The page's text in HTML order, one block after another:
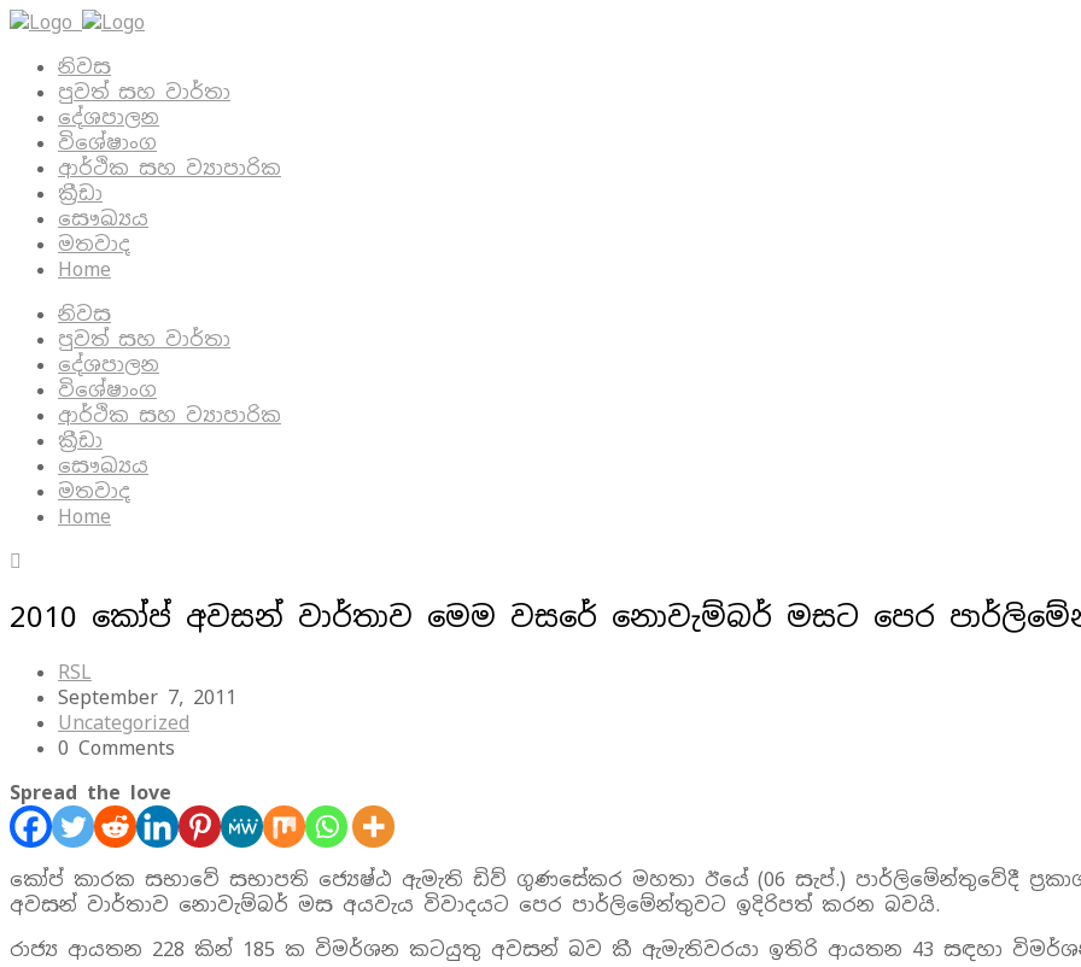
නිවස
පුවත් සහ වාර්තා
දේශපාලන
විශේෂාංග
ආර්ථික සහ ව්‍යාපාරික
ක්‍රීඩා
සෞඛ්‍යය
මතවාද
Home
නිවස
පුවත් සහ වාර්තා
දේශපාලන
විශේෂාංග
ආර්ථික සහ ව්‍යාපාරික
ක්‍රීඩා
සෞඛ්‍යය
මතවාද
Home
2010 කෝප් අවසන් වාර්තාව මෙම වසරේ නොවැම්බර් මසට පෙර
RSL
September 7, 2011
Uncategorized
0 Comments
Spread the love
කෝප් කාරක සභාවේ සභාපති ජ්‍යෙෂ්ඨ ඇමැති ඩිව් ගුණසේකර මහතා ඊයේ (06 සැප්.) පාර්ලිමේන්තුවේදී
අවසන් වාර්තාව නොවැම්බර් මස අයවැය විවාදයට පෙර පාර්ලිමේන්තුවට ඉදිරිපත් කරන බවයි.
රාජ්‍ය ආයතන 228 කින් 185 ක විමර්ශන කටයුතු අවසන් බව කී ඇමැතිවරයා ඉතිරි ආයතන 43 සඳහා